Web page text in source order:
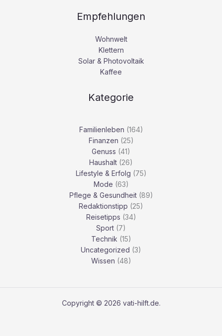
Empfehlungen
Wohnwelt
Klettern
Solar & Photovoltaik
Kaffee
Kategorie
Familienleben (164)
Finanzen (25)
Genuss (41)
Haushalt (26)
Lifestyle & Erfolg (75)
Mode (63)
Pflege & Gesundheit(89)
Redaktionstipp (25)
Reisetipps (34)
Sport (7)
Technik (15)
Uncategorized (3)
Wissen (48)
Copyright © 2026 vati-hilft.de.